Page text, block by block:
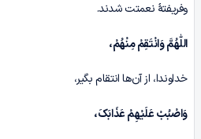
وفریفتۀ نعمتت شدند.
اللّٰهُمَّ وَانْتَقِمْ مِنْهُمْ،
خداوندا، از آن‌ها انتقام بگیر،
وَاصْبُبْ عَلَیْهِمْ عَذَابَکَ،